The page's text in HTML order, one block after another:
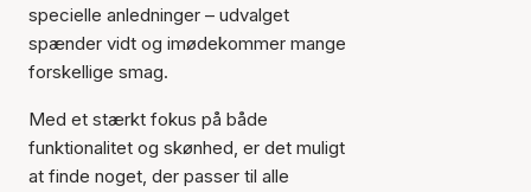
specielle anledninger – udvalget
spænder vidt og imødekommer mange
forskellige smag.
Med et stærkt fokus på både
funktionalitet og skønhed, er det muligt
at finde noget, der passer til alle